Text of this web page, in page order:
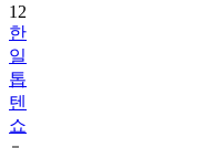
12
한
일
톱
텐
쇼